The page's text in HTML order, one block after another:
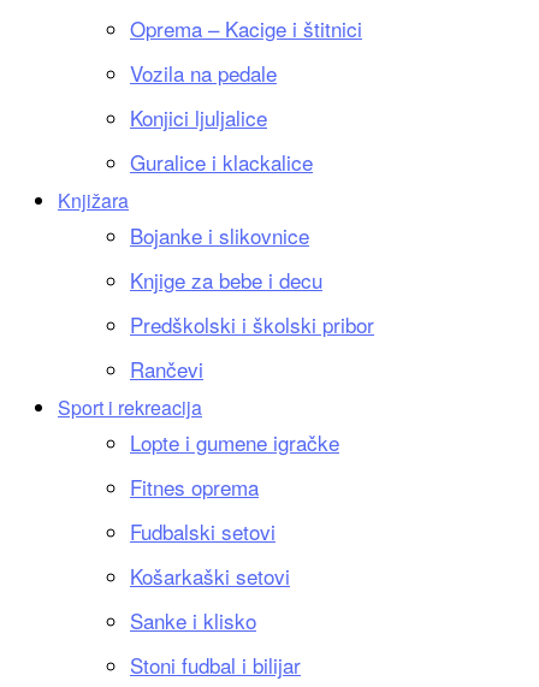
Oprema – Kacige i štitnici
Vozila na pedale
Konjici ljuljalice
Guralice i klackalice
Knjižara
Bojanke i slikovnice
Knjige za bebe i decu
Predškolski i školski pribor
Rančevi
Sport i rekreacija
Lopte i gumene igračke
Fitnes oprema
Fudbalski setovi
Košarkaški setovi
Sanke i klisko
Stoni fudbal i bilijar